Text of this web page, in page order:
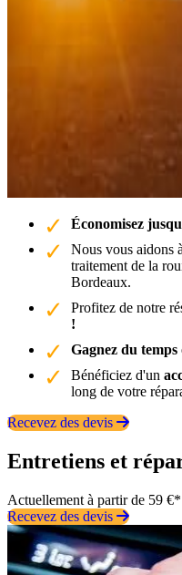
Économisez
Nous vous aidons
traitement de la
Bordeaux.
Profitez de notre
!
Gagnez du temps
Bénéficiez d'un
long de votre
Recevez des devis
Entretiens et
Actuellement à partir de 59 €*
Recevez des devis